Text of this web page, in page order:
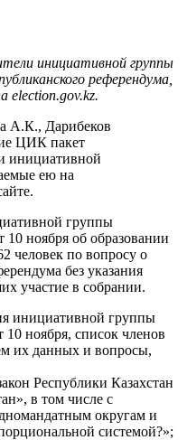
инициативной группы
референдума,
election.gov.kz.
А.К., Дарибеков
ЦИК пакет
инициативной
ею на
группы
10 ноября об образовании
человек по вопросу о
без указания
участие в собрании.
инициативной группы
10 ноября, список членов
их данных и вопросы,
Республики Казахстан
в том числе с
округам и
системой?»;